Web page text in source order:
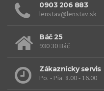
0903 206 883
lenstav@lenstav.sk
Báč 25
930 30 Báč
Zákaznícky servis
Po. - Pia. 8.00 - 16.00